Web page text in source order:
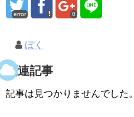
error 0
ぼく
関連記事
記事は見つかりませんでした。